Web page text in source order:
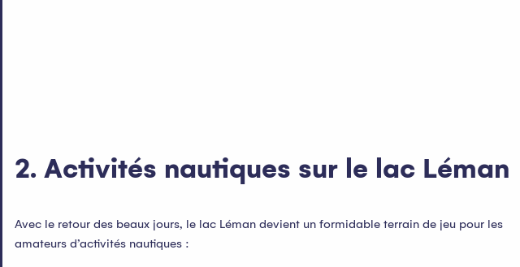
2. Activités nautiques sur le lac Léman
Avec le retour des beaux jours, le lac Léman devient un formidable terrain de jeu pour les
amateurs d’activités nautiques :